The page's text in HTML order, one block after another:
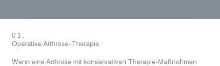
01.
Operative Arthrose-Therapie
Wenn eine Arthrose mit konservativen Therapie-Maßnahmen